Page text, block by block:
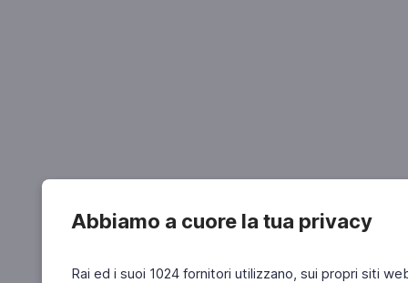
Abbiamo a cuore la tua privacy
Rai ed i suoi 1024 fornitori utilizzano, sui propri siti